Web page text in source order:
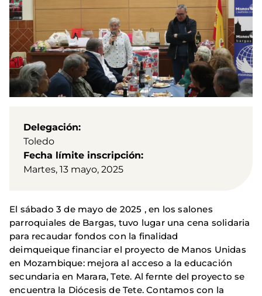
Delegación
Toledo
Fecha límite inscripción
Martes, 13 mayo, 2025
El sábado 3 de mayo de 2025 , en los salones
parroquiales de Bargas, tuvo lugar una cena solidaria
para recaudar fondos con la finalidad
deimqueique financiar el proyecto de Manos Unidas
en Mozambique: mejora al acceso a la educación
secundaria en Marara, Tete. Al fernte del proyecto se
encuentra la Diócesis de Tete. Contamos con la